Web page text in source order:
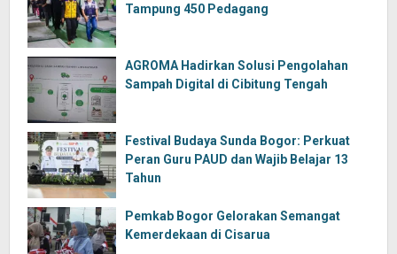
Tampung 450 Pedagang
AGROMA Hadirkan Solusi Pengolahan
Sampah Digital di Cibitung Tengah
Festival Budaya Sunda Bogor: Perkuat
Peran Guru PAUD dan Wajib Belajar 13
Tahun
Pemkab Bogor Gelorakan Semangat
Kemerdekaan di Cisarua